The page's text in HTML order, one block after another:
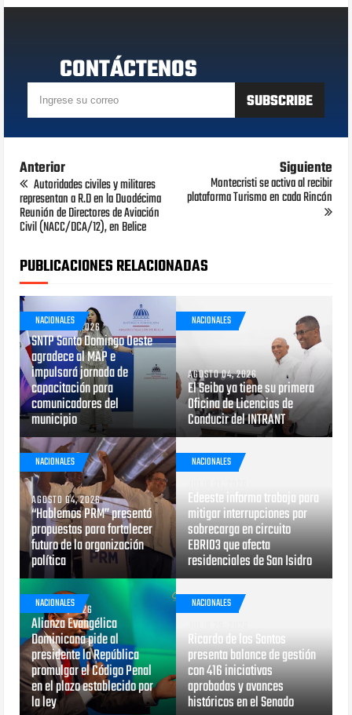
CONTÁCTENOS
Anterior
Autoridades civiles y militares
representan a R.D en la Duodécima
Reunión de Directores de Aviación
Civil (NACC/DCA/12), en Belice
Siguiente
Montecristi se activa al recibir
plataforma Turismo en cada Rincón
PUBLICACIONES RELACIONADAS
NACIONALES
AGOSTO 05, 2026
SNTP Santo Domingo Oeste
agradece al MAP e
impulsará jornada de
capacitación para
comunicadores del
municipio
NACIONALES
AGOSTO 04, 2026
El Seibo ya tiene su primera
Oficina de Licencias de
Conducir del INTRANT
NACIONALES
AGOSTO 04, 2026
“Hablemos PRM” presentó
propuestas para fortalecer
futuro de la organización
política
NACIONALES
Edeeste informa trabaja para
mitigar interrupciones por
sobrecarga en circuito
EBRI03 que afecta
residenciales de San Isidro
NACIONALES
JULIO 29, 2026
Alianza Evangélica
Dominicana pide al
presidente la República
promulgar el Código Penal
en el plazo establecido por
la ley
NACIONALES
Ricardo de los Santos
presenta balance de gestión
con 416 iniciativas
aprobadas y avances
históricos en el Senado